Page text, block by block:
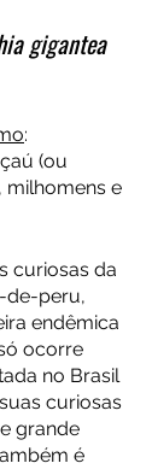
gigantea
:
(ou
milhomens e
curiosas da
de-peru,
endêmica
ocorre
no Brasil
curiosas
e grande
é